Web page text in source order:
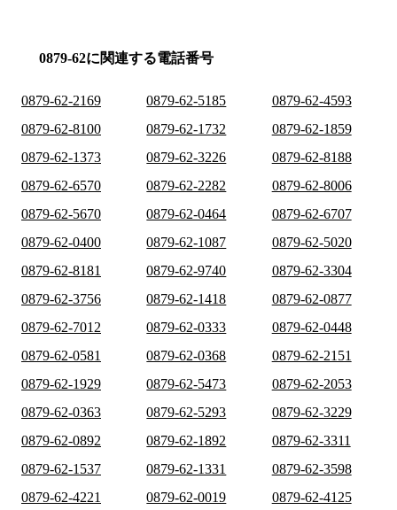
0879-62に関連する電話番号
0879-62-2169 0879-62-5185
0879-62-4593
0879-62-8100
0879-62-1732
0879-62-1859
0879-62-1373
0879-62-3226
0879-62-8188
0879-62-6570
0879-62-2282
0879-62-8006
0879-62-5670
0879-62-0464
0879-62-6707
0879-62-0400
0879-62-1087
0879-62-5020
0879-62-8181
0879-62-9740
0879-62-3304
0879-62-3756
0879-62-1418
0879-62-0877
0879-62-7012
0879-62-0333
0879-62-0448
0879-62-0581
0879-62-0368
0879-62-2151
0879-62-1929
0879-62-5473
0879-62-2053
0879-62-0363
0879-62-5293
0879-62-3229
0879-62-0892
0879-62-1892
0879-62-3311
0879-62-1537
0879-62-1331
0879-62-3598
0879-62-4221
0879-62-0019
0879-62-4125